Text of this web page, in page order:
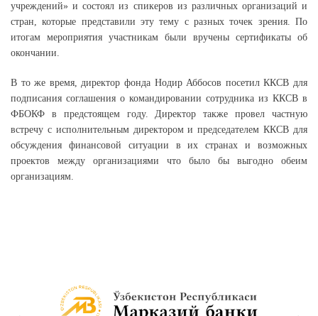
учреждений» и состоял из спикеров из различных организаций и
стран, которые представили эту тему с разных точек зрения. По
итогам мероприятия участникам были вручены сертификаты об
окончании.
В то же время, директор фонда Нодир Аббосов посетил ККСВ для
подписания соглашения о командировании сотрудника из ККСВ в
ФБОКФ в предстоящем году. Директор также провел частную
встречу с исполнительным директором и председателем ККСВ для
обсуждения финансовой ситуации в их странах и возможных
проектов между организациями что было бы выгодно обеим
организациям.